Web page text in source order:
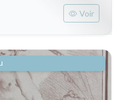
Voir